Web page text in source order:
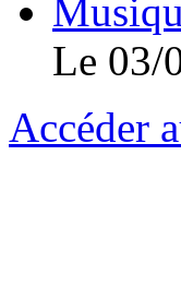
Le 03/
Accéder